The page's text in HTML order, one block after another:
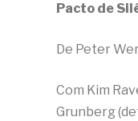
Pacto de
De Peter
Com Kim
Grunberg